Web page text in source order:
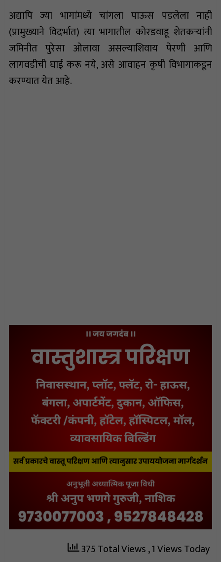
अद्यापि ज्या भागांमध्ये चांगला पाऊस पडलेला नाही
(प्रामुख्याने विदर्भात) त्या भागातील कोरडवाहू शेतकऱ्यांनी
जमिनीत पुरेसा ओलावा असल्याशिवाय पेरणी आणि
लागवडीची घाई करू नये, असे आवाहन कृषी विभागाकडून
करण्यात येत आहे.
375 Total Views, 1 Views Today